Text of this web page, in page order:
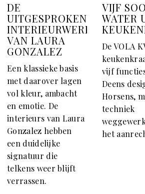
DE
UITGESPROKEN
INTERIEURWERELD
VAN LAURA
GONZALEZ
Een klassieke basis
met daarover lagen
vol kleur, ambacht
en emotie. De
interieurs van Laura
Gonzalez hebben
een duidelijke
signatuur die
telkens weer blijft
verrassen.
VIJF
WATER
De VOLA
vijf
Deens
Horsens,
techniek
het